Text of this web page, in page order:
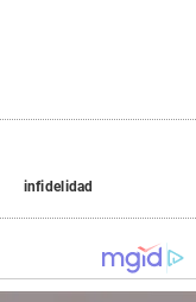
infidelidad